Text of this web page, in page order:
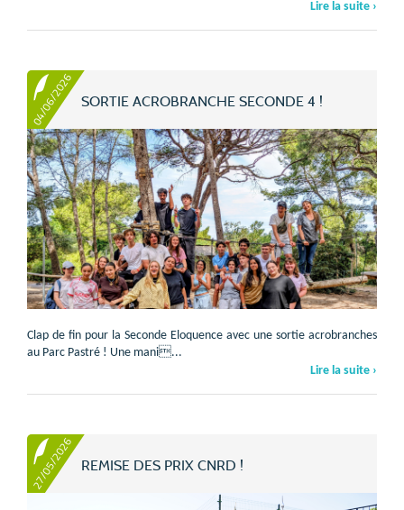
Lire la suite ›
04/06/2026 SORTIE ACROBRANCHE SECONDE 4 !
Clap de fin pour la Seconde Eloquence avec une sortie acrobranches
au Parc Pastré ! Une mani...
Lire la suite ›
27/05/2026 REMISE DES PRIX CNRD !